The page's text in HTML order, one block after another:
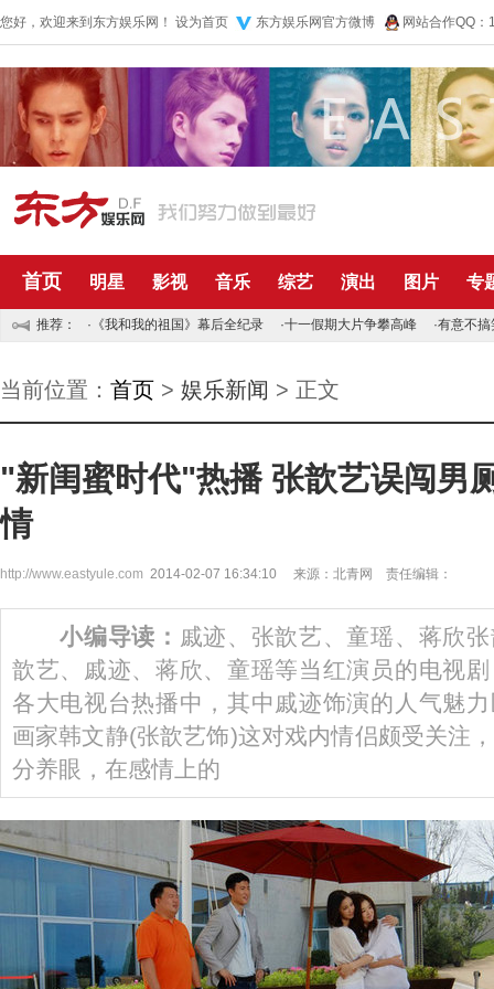
您好，欢迎来到东方娱乐网！ 设为首页 东方娱乐网官方微博 网站合作QQ
首页 明星 影视 音乐 综艺 演出 图片 专
推荐： · 《我和我的祖国》幕后全纪录 ·十一假期大片争攀高峰 ·有意不搞
当前位置： 首页 > 娱乐新闻 > 正文
"新闺蜜时代"热播 张歆艺误闯男
情
http://www.eastyule.com 2014-02-07 16:34:10 来源：北青网 责任编辑：
小编导读： 戚迹、张歆艺、童瑶、蒋欣
歆艺、戚迹、蒋欣、童瑶等当红演员的电视
各大电视台热播中，其中戚迹饰演的人气魅
画家韩文静(张歆艺饰)这对戏内情侣颇受关注
分养眼，在感情上的